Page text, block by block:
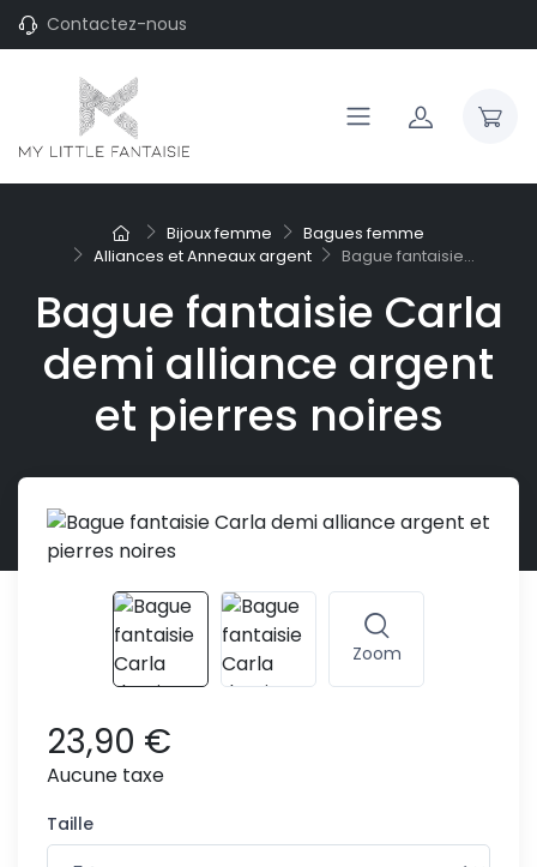
Contactez-nous
Bijoux femme
Bagues femme
Alliances et Anneaux argent
Bague fantaisie...
Bague fantaisie Carla
demi alliance argent
et pierres noires
Zoom
23,90 €
Aucune taxe
Taille